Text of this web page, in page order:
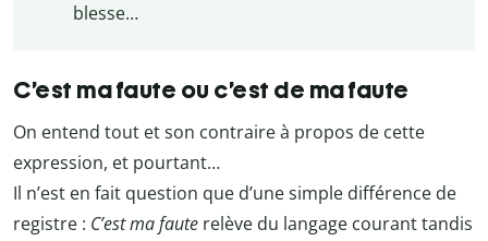
blesse…
C’est ma faute ou c’est de ma faute
On entend tout et son contraire à propos de cette
expression, et pourtant…
Il n’est en fait question que d’une simple différence de
registre : C’est ma faute relève du langage courant tandis